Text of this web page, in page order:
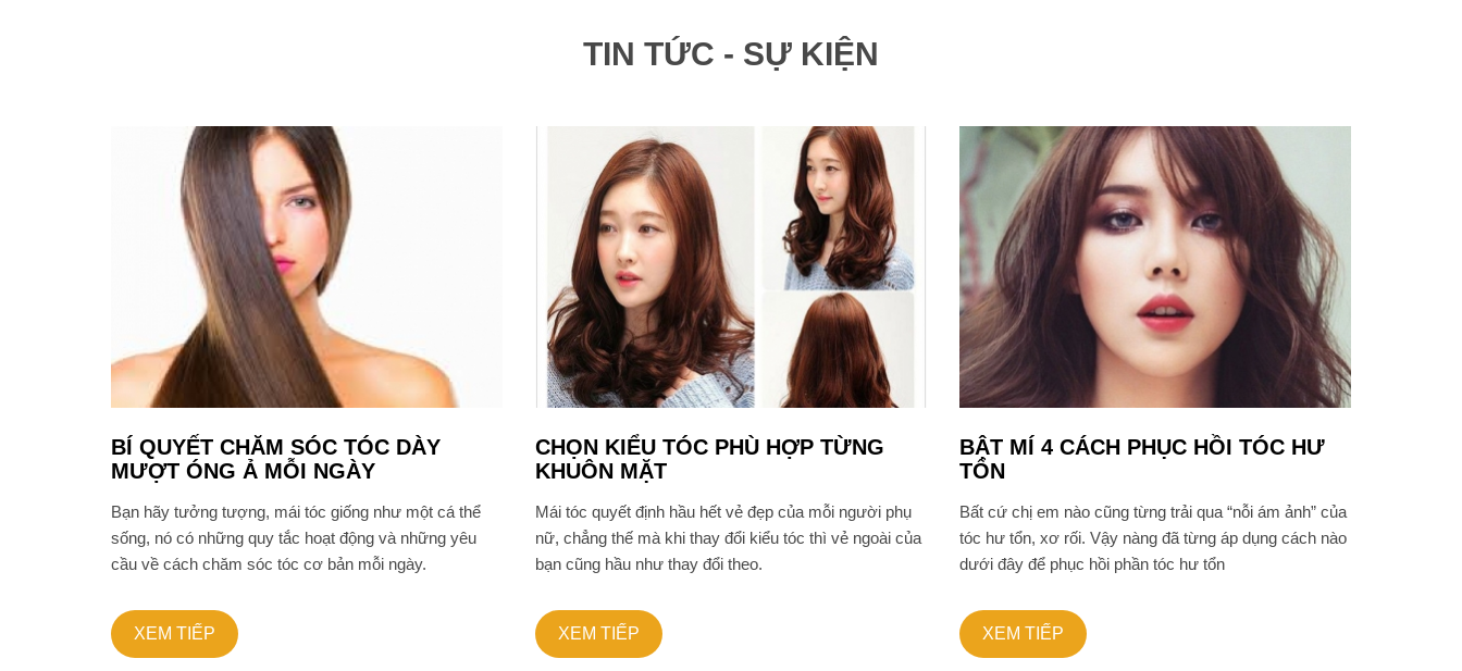
TIN TỨC - SỰ KIỆN
BÍ QUYẾT CHĂM SÓC TÓC DÀY
MƯỢT ÓNG Ả MỖI NGÀY
Bạn hãy tưởng tượng, mái tóc giống như một cá thể
sống, nó có những quy tắc hoạt động và những yêu
cầu về cách chăm sóc tóc cơ bản mỗi ngày.
XEM TIẾP
CHỌN KIỂU TÓC PHÙ HỢP TỪNG
KHUÔN MẶT
Mái tóc quyết định hầu hết vẻ đẹp của mỗi người phụ
nữ, chẳng thế mà khi thay đổi kiểu tóc thì vẻ ngoài của
bạn cũng hầu như thay đổi theo.
XEM TIẾP
BẬT MÍ 4 CÁCH PHỤC HỒI TÓC HƯ
TỔN
Bất cứ chị em nào cũng từng trải qua “nỗi ám ảnh” của
tóc hư tổn, xơ rối. Vậy nàng đã từng áp dụng cách nào
dưới đây để phục hồi phần tóc hư tổn
XEM TIẾP